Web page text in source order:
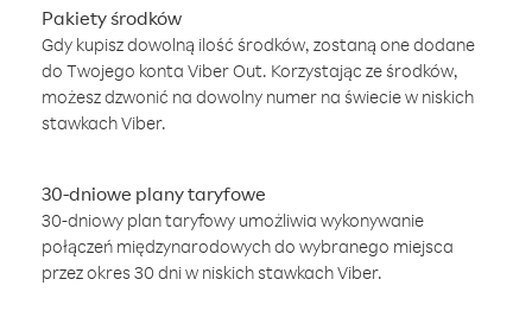
Pakiety środków
Gdy kupisz dowolną ilość środków, zostaną one dodane
do Twojego konta Viber Out. Korzystając ze środków,
możesz dzwonić na dowolny numer na świecie w niskich
stawkach Viber.
30-dniowe plany taryfowe
30-dniowy plan taryfowy umożliwia wykonywanie
połączeń międzynarodowych do wybranego miejsca
przez okres 30 dni w niskich stawkach Viber.